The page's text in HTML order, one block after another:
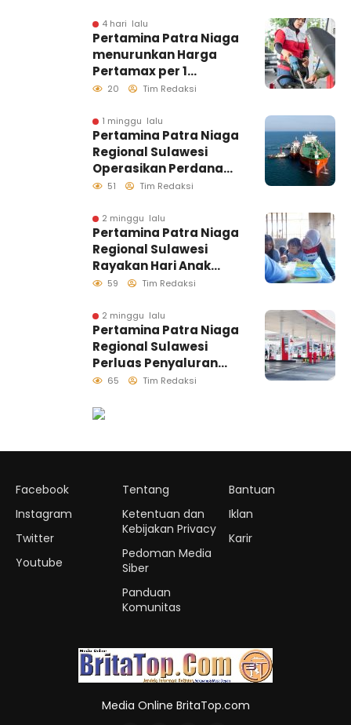
Distribusi Biosolar
Berjalan Optimal
4 hari lalu
Pertamina Patra Niaga
menurunkan Harga
Pertamax per 1
Agustus 2026
20 Tim Redaksi
1 minggu lalu
Pertamina Patra Niaga
Regional Sulawesi
Operasikan Perdana
Ship to Ship
Distribusi B50 di
Kawasan Timur
Sulawesi
51 Tim Redaksi
2 minggu lalu
Pertamina Patra Niaga
Regional Sulawesi
Rayakan Hari Anak
Nasional Melalui
Ruang Tumbuh
Generasi Penjaga
Pesisir
59 Tim Redaksi
2 minggu lalu
Pertamina Patra Niaga
Regional Sulawesi
Perluas Penyaluran
Biosolar B50, Kini
65 Tim Redaksi
Facebook
Instagram
Twitter
Youtube
Tentang
Ketentuan dan
Kebijakan Privacy
Pedoman Media
Siber
Panduan
Komunitas
Bantuan
Iklan
Karir
Media Online BritaTop.com